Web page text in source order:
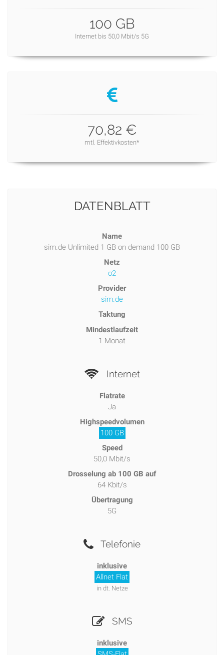
100 GB
Internet bis 50,0 Mbit/s 5G
70,82 €
mtl. Effektivkosten*
DATENBLATT
Name
sim.de Unlimited 1 GB on demand 100 GB
Netz
o2
Provider
sim.de
Taktung
Mindestlaufzeit
1 Monat
Internet
Flatrate
Ja
Highspeedvolumen
100 GB
Speed
50,0 Mbit/s
Drosselung ab 100 GB auf
64 Kbit/s
Übertragung
5G
Telefonie
inklusive
Allnet Flat
in dt. Netze
SMS
inklusive